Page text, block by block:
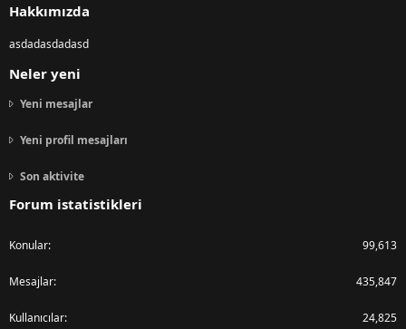
Hakkımızda
asdadasdadasd
Neler yeni
Yeni mesajlar
Yeni profil mesajları
Son aktivite
Forum istatistikleri
Konular 99,613
Mesajlar 435,847
Kullanıcılar 24,825